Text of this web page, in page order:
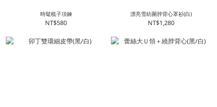
時髦梳子項鍊
NT$580
漂亮雪紡圍脖背心罩衫(白)
NT$1,280